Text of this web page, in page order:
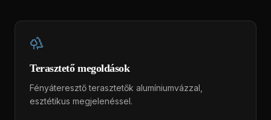
Terasztető megoldások
Fényáteresztő terasztetők alumíniumvázzal,
esztétikus megjelenéssel.